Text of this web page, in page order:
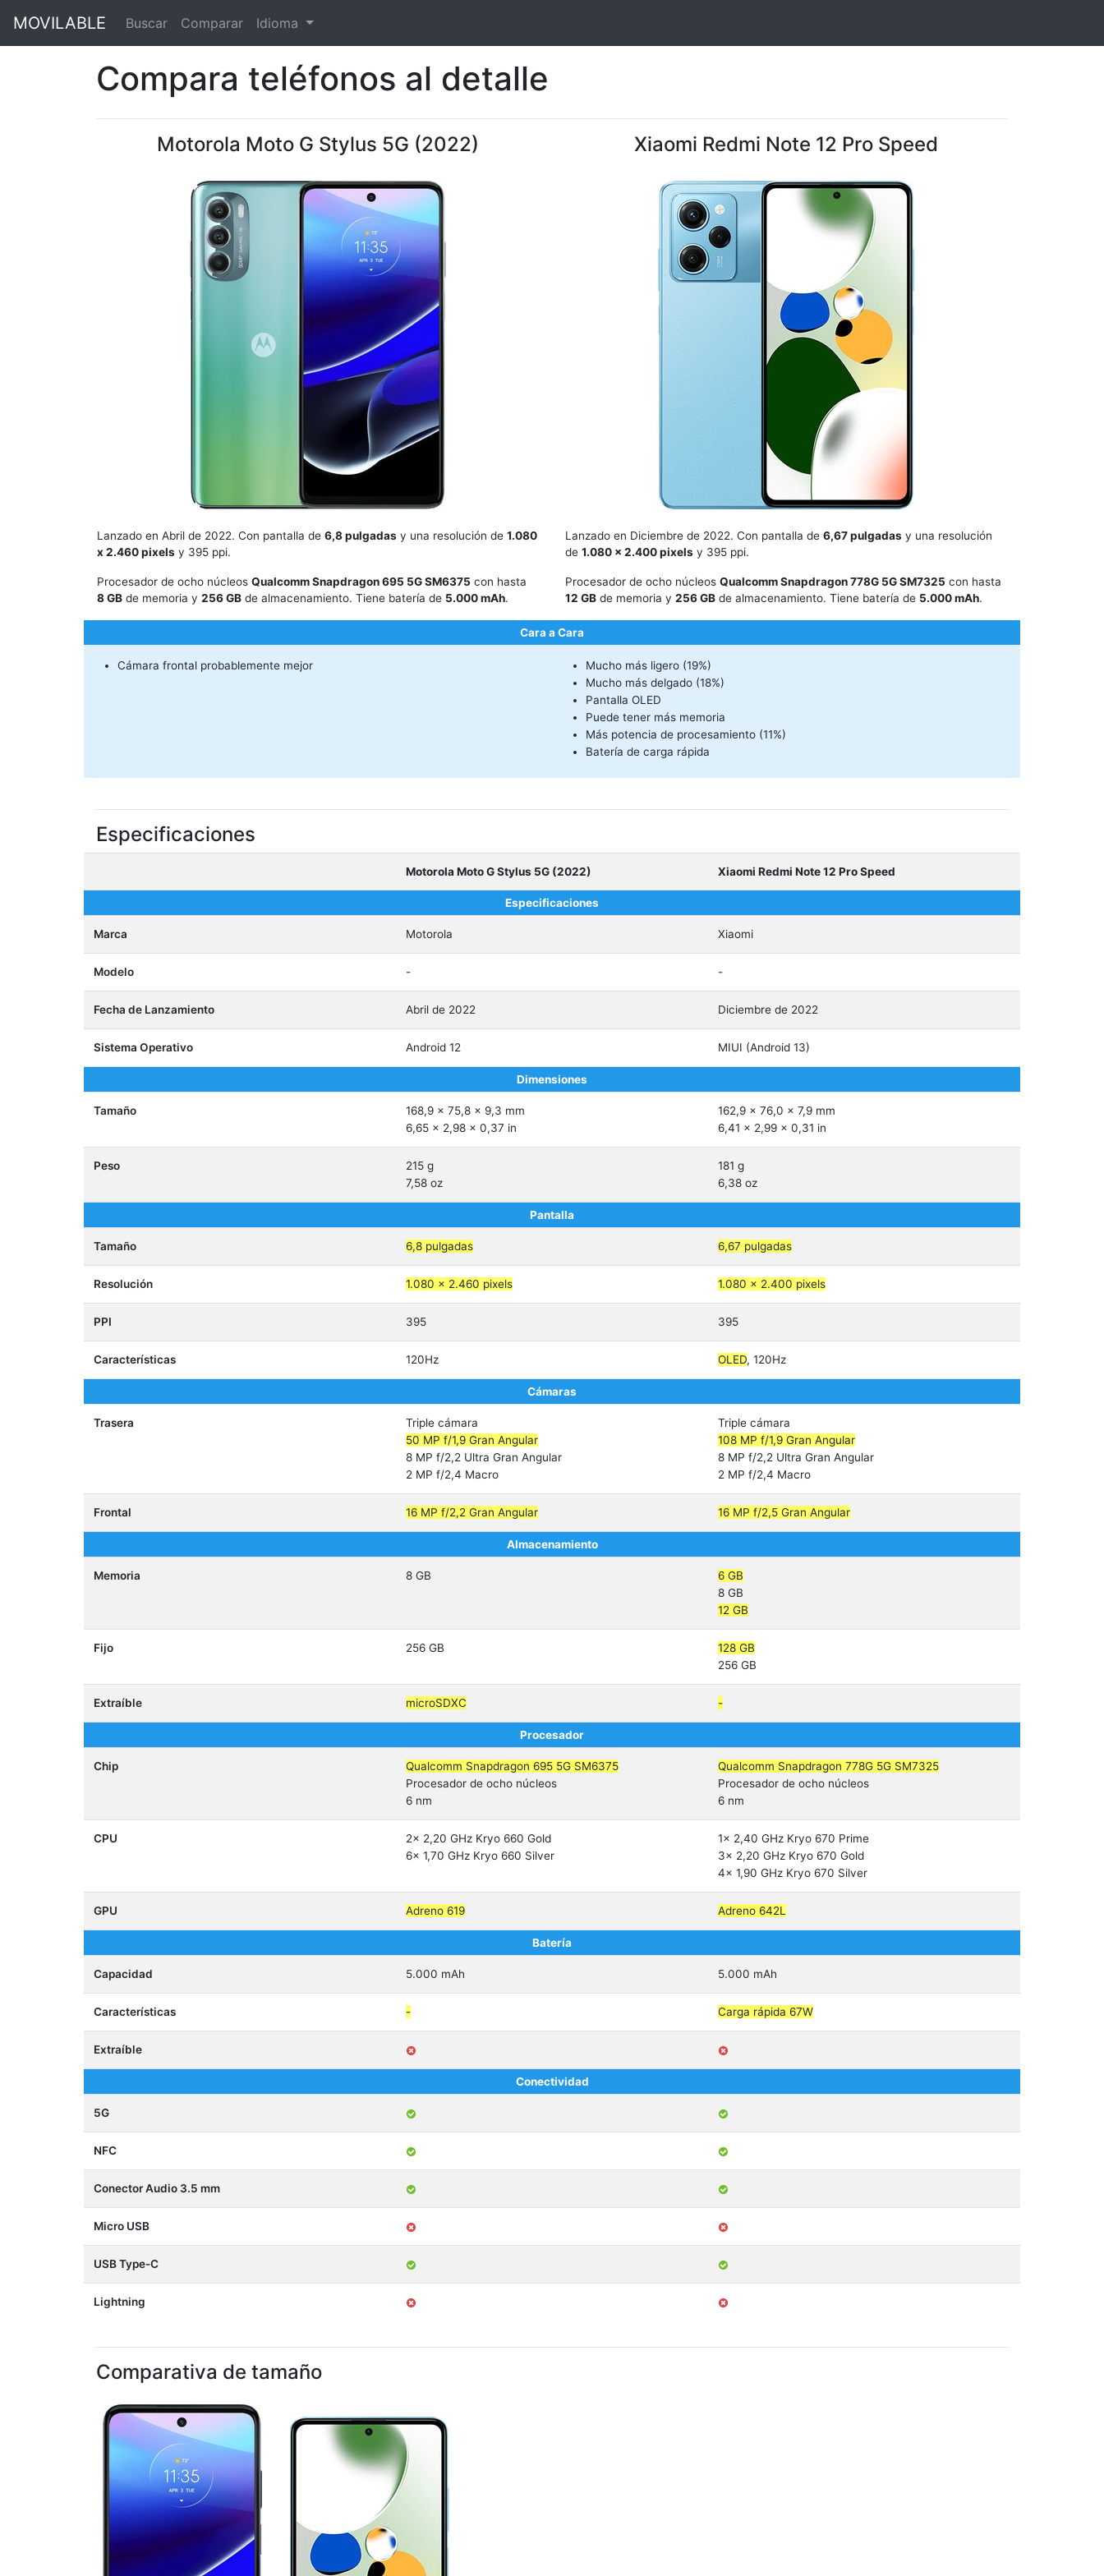
MOVILABLE Buscar Comparar Idioma
Compara teléfonos al detalle
Motorola Moto G Stylus 5G (2022) Xiaomi Redmi Note 12 Pro Speed
Lanzado en Abril de 2022. Con pantalla de 6,8 pulgadas y una resolución de 1.080
x 2.460 pixels y 395 ppi.
Procesador de ocho núcleos Qualcomm Snapdragon 695 5G SM6375 con hasta
8 GB de memoria y 256 GB de almacenamiento. Tiene batería de 5.000 mAh.
Lanzado en Diciembre de 2022. Con pantalla de 6,67 pulgadas y una resolución
de 1.080 x 2.400 pixels y 395 ppi.
Procesador de ocho núcleos Qualcomm Snapdragon 778G 5G SM7325 con hasta
12 GB de memoria y 256 GB de almacenamiento. Tiene batería de 5.000 mAh.
Cara a Cara
Cámara frontal probablemente mejor
Mucho más ligero (19%)
Mucho más delgado (18%)
Pantalla OLED
Puede tener más memoria
Más potencia de procesamiento (11%)
Batería de carga rápida
Especificaciones
Motorola Moto G Stylus 5G (2022) Xiaomi Redmi Note 12 Pro Speed
Especificaciones
Marca Motorola Xiaomi
Modelo - -
Fecha de Lanzamiento Abril de 2022 Diciembre de 2022
Sistema Operativo Android 12 MIUI (Android 13)
Dimensiones
Tamaño
168,9 x 75,8 x 9,3 mm
6,65 x 2,98 x 0,37 in
162,9 x 76,0 x 7,9 mm
6,41 x 2,99 x 0,31 in
Peso
215 g
7,58 oz
181 g
6,38 oz
Pantalla
Tamaño 6,8 pulgadas 6,67 pulgadas
Resolución 1.080 x 2.460 pixels 1.080 x 2.400 pixels
PPI 395 395
Características 120Hz OLED, 120Hz
Cámaras
Trasera
Triple cámara
50 MP f/1,9 Gran Angular
8 MP f/2,2 Ultra Gran Angular
2 MP f/2,4 Macro
Triple cámara
108 MP f/1,9 Gran Angular
8 MP f/2,2 Ultra Gran Angular
2 MP f/2,4 Macro
Frontal 16 MP f/2,2 Gran Angular 16 MP f/2,5 Gran Angular
Almacenamiento
Memoria 8 GB
6 GB
8 GB
12 GB
Fijo 256 GB
128 GB
256 GB
Extraíble microSDXC -
Procesador
Chip
Qualcomm Snapdragon 695 5G SM6375
Procesador de ocho núcleos
6 nm
Qualcomm Snapdragon 778G 5G SM7325
Procesador de ocho núcleos
6 nm
CPU
2x 2,20 GHz Kryo 660 Gold
6x 1,70 GHz Kryo 660 Silver
1x 2,40 GHz Kryo 670 Prime
3x 2,20 GHz Kryo 670 Gold
4x 1,90 GHz Kryo 670 Silver
GPU Adreno 619 Adreno 642L
Batería
Capacidad 5.000 mAh 5.000 mAh
Características - Carga rápida 67W
Extraíble
Conectividad
5G
NFC
Conector Audio 3.5 mm
Micro USB
USB Type-C
Lightning
Comparativa de tamaño